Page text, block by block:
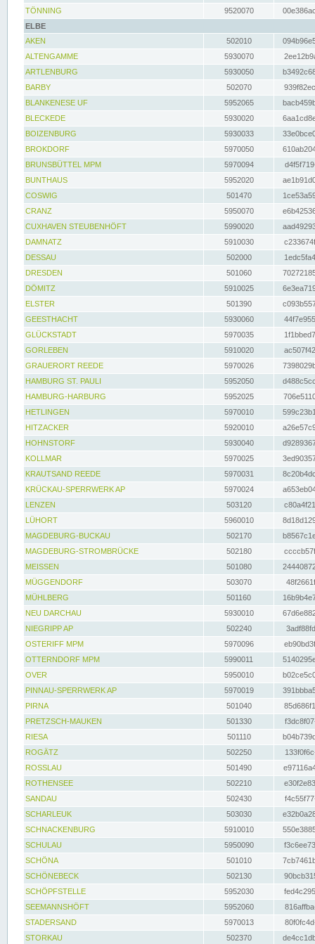
TÖNNING
9520070
ELBE
AKEN
502010
ALTENGAMME
5930070
ARTLENBURG
5930050
BARBY
502070
BLANKENESE UF
5952065
BLECKEDE
5930020
BOIZENBURG
5930033
BROKDORF
5970050
BRUNSBÜTTEL MPM
5970094
BUNTHAUS
5952020
COSWIG
501470
CRANZ
5950070
CUXHAVEN STEUBENHÖFT
5990020
DAMNATZ
5910030
DESSAU
502000
DRESDEN
501060
DÖMITZ
5910025
ELSTER
501390
GEESTHACHT
5930060
GLÜCKSTADT
5970035
GORLEBEN
5910020
GRAUERORT REEDE
5970026
HAMBURG ST. PAULI
5952050
HAMBURG-HARBURG
5952025
HETLINGEN
5970010
HITZACKER
5920010
HOHNSTORF
5930040
KOLLMAR
5970025
KRAUTSAND REEDE
5970031
KRÜCKAU-SPERRWERK AP
5970024
LENZEN
503120
LÜHORT
5960010
MAGDEBURG-BUCKAU
502170
MAGDEBURG-STROMBRÜCKE
502180
MEISSEN
501080
MÜGGENDORF
503070
MÜHLBERG
501160
NEU DARCHAU
5930010
NIEGRIPP AP
502240
OSTERIFF MPM
5970096
OTTERNDORF MPM
5990011
OVER
5950010
PINNAU-SPERRWERK AP
5970019
PIRNA
501040
PRETZSCH-MAUKEN
501330
RIESA
501110
ROGÄTZ
502250
ROSSLAU
501490
ROTHENSEE
502210
SANDAU
502430
SCHARLEUK
503030
SCHNACKENBURG
5910010
SCHULAU
5950090
SCHÖNA
501010
SCHÖNEBECK
502130
SCHÖPFSTELLE
5952030
SEEMANNSHÖFT
5952060
STADERSAND
5970013
STORKAU
502370